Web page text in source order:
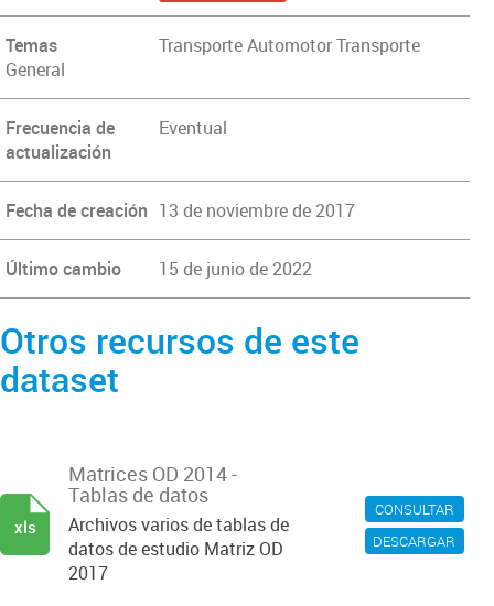
Temas
Transporte Automotor Transporte
General
Frecuencia de
actualización
Eventual
Fecha de creación 13 de noviembre de 2017
Último cambio 15 de junio de 2022
Otros recursos de este
dataset
CONSULTAR
DESCARGAR
Matrices OD 2014 -
Tablas de datos
Archivos varios de tablas de
datos de estudio Matriz OD
2017
xls